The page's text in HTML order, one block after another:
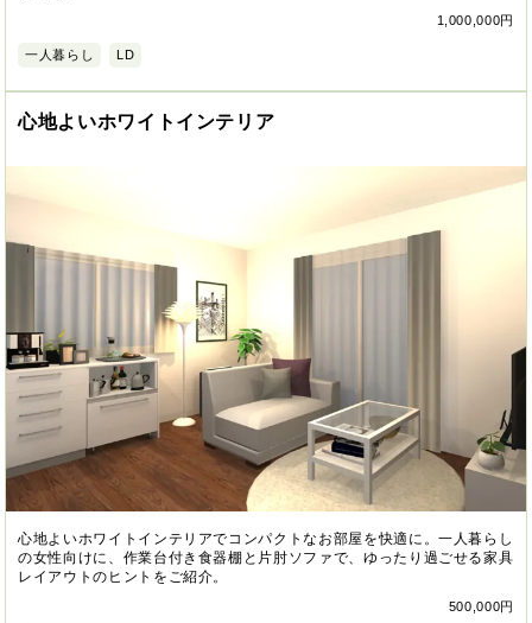
1,000,000円
一人暮らし LD
心地よいホワイトインテリア
心地よいホワイトインテリアでコンパクトなお部屋を快適に。一人暮らし
の女性向けに、作業台付き食器棚と片肘ソファで、ゆったり過ごせる家具
レイアウトのヒントをご紹介。
500,000円